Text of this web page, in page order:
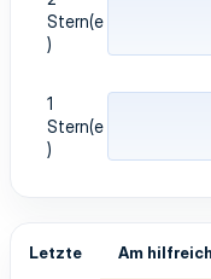
Stern(e
)
1
Stern(e
)
Letzte Am